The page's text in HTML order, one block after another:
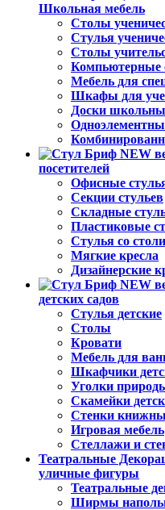
Школьная мебель
Столы
Стулья
Столы
Компьютерные
Мебель для
Шкафы для
Доски
посетителей
Офисные
Секции стульев
Складные
Пластиковые
Стулья со
Мягкие кресла
Дизайнерские
детских садов
Стулья детские
Столы
Кровати
Мебель для
Шкафчики
Уголки
Скамейки
Стенки
Игровая мебель
Стеллажи и
Театральные
уличные фигуры
Театральные
Ширмы